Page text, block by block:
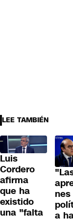
LEE TAMBIÉN
Luis
Cordero
afirma
que ha
existido
una "falta
nes
a